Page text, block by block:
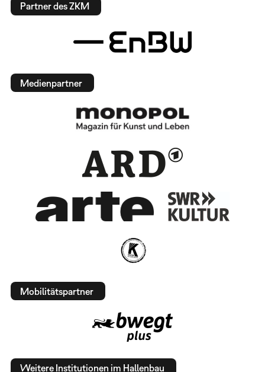
Partner des ZKM
Medienpartner
Mobilitätspartner
Weitere Institutionen im Hallenbau